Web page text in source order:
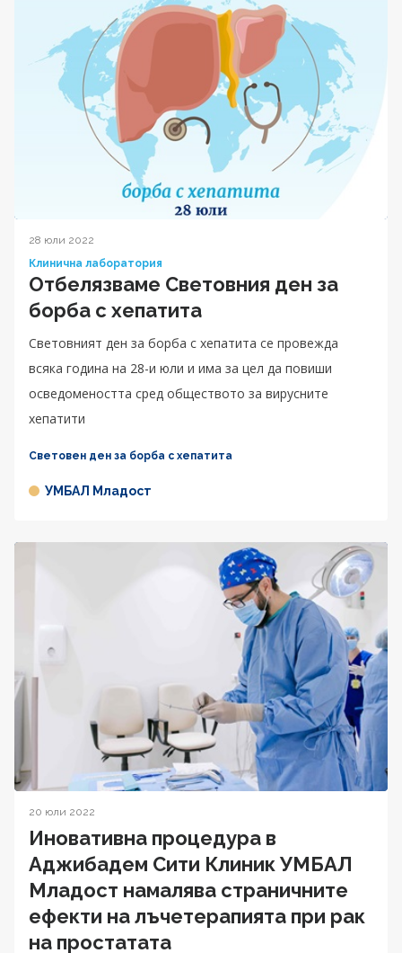
28 юли 2022
Клинична лаборатория
Отбелязваме Световния ден за
борба с хепатита
Световният ден за борба с хепатита се провежда
всяка година на 28-и юли и има за цел да повиши
осведомеността сред обществото за вирусните
хепатити
Световен ден за борба с хепатита
УМБАЛ Младост
20 юли 2022
Иновативна процедура в
Аджибадем Сити Клиник УМБАЛ
Младост намалява страничните
ефекти на лъчетерапията при рак
на простатата